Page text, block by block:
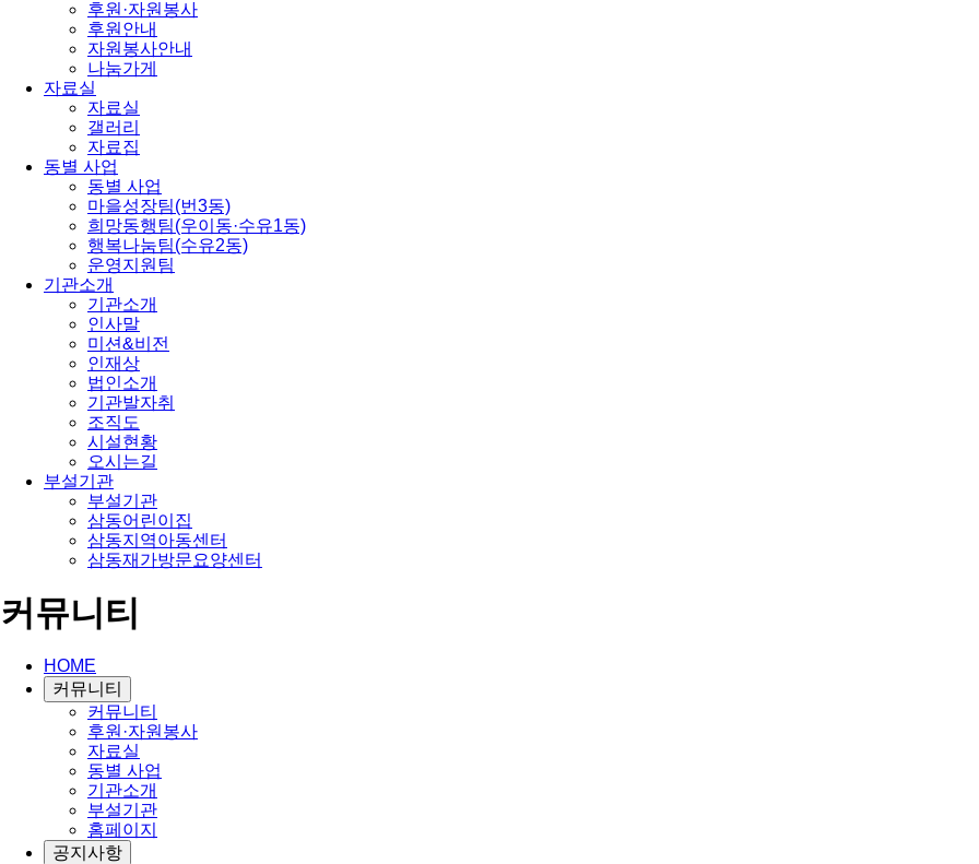
후원·자원봉사
후원안내
자원봉사안내
나눔가게
자료실
자료실
갤러리
자료집
동별 사업
동별 사업
마을성장팀(번3동)
희망동행팀(우이동·수유1동)
행복나눔팀(수유2동)
운영지원팀
기관소개
기관소개
인사말
미션&비전
인재상
법인소개
기관발자취
조직도
시설현황
오시는길
부설기관
부설기관
삼동어린이집
삼동지역아동센터
삼동재가방문요양센터
커뮤니티
HOME
커뮤니티
커뮤니티
후원·자원봉사
자료실
동별 사업
기관소개
부설기관
홈페이지
공지사항